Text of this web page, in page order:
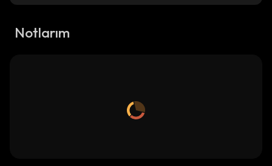
Notlarım